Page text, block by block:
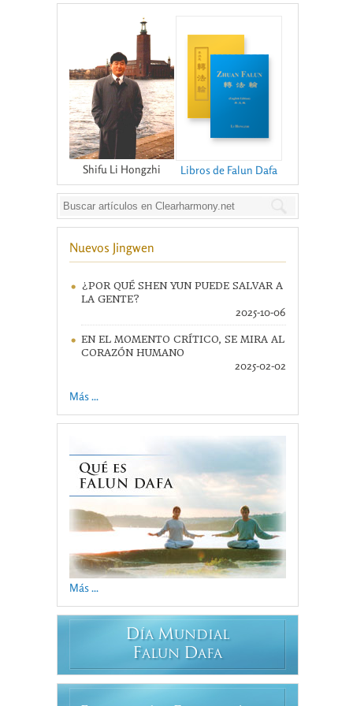
Shifu Li Hongzhi Libros de Falun Dafa
Nuevos Jingwen
¿POR QUÉ SHEN YUN PUEDE SALVAR A
LA GENTE?
2025-10-06
EN EL MOMENTO CRÍTICO, SE MIRA AL
CORAZÓN HUMANO
2025-02-02
Más ...
Más ...
DÍA MUNDIAL
FALUN DAFA